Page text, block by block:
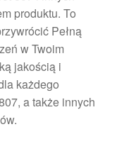
produktu. To
Pełną
w Twoim
jakością i
każdego
a także innych